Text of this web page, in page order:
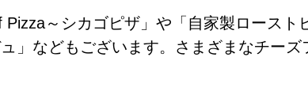
Pizza～シカゴピザ 」や「 自家製ロースト
」などもございます。さまざまなチー